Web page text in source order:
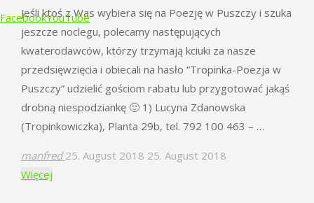
FacebookYouTube
content
Jeśli ktoś z Was wybiera się na Poezję w Puszczy i szuka
jeszcze noclegu, polecamy następujących
kwaterodawców, którzy trzymają kciuki za nasze
przedsięwzięcia i obiecali na hasło “Tropinka-Poezja w
Puszczy” udzielić gościom rabatu lub przygotować jakąś
drobną niespodziankę 🙂 1) Lucyna Zdanowska
(Tropinkowiczka), Planta 29b, tel. 792 100 463 – …
manfred 25. August 2018 25. August 2018
Więcej"Noclegi